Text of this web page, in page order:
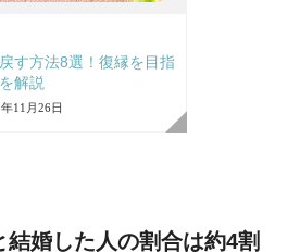
す方法8選！復縁を目指
解説
11月26日
婚した人の割合は約4割